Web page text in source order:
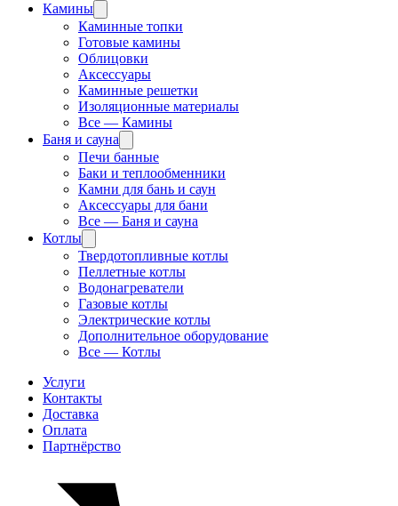
Камины
Каминные топки
Готовые камины
Облицовки
Аксессуары
Каминные решетки
Изоляционные материалы
Все — Камины
Баня и сауна
Печи банные
Баки и теплообменники
Камни для бань и саун
Аксессуары для бани
Все — Баня и сауна
Котлы
Твердотопливные котлы
Пеллетные котлы
Водонагреватели
Газовые котлы
Электрические котлы
Дополнительное оборудование
Все — Котлы
Услуги
Контакты
Доставка
Оплата
Партнёрство